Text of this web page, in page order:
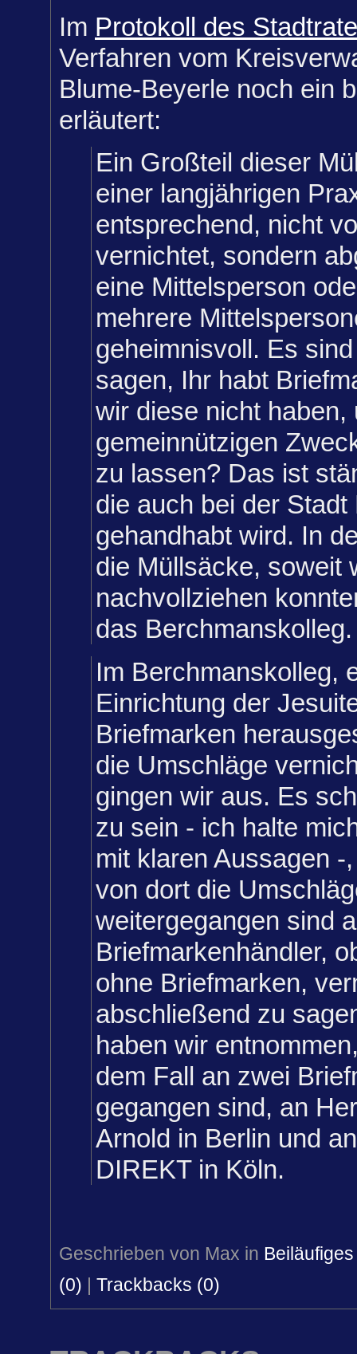
Im Protokoll des
Verfahren vom
Blume-Beyerle noch ein
erläutert:
Ein Großteil dieser
einer langjährigen
entsprechend, nicht
vernichtet, sondern
eine Mittelsperson
mehrere
geheimnisvoll. Es
sagen, Ihr habt
wir diese nicht haben,
gemeinnützigen
zu lassen? Das ist
die auch bei der
gehandhabt wird. In
die Müllsäcke, soweit
nachvollziehen
das Berchmanskolleg.
Im Berchmanskolleg,
Einrichtung der
Briefmarken
die Umschläge
gingen wir aus. Es
zu sein - ich halte
mit klaren Aussagen -
von dort die
weitergegangen sind
Briefmarkenhändler,
ohne Briefmarken,
abschließend zu
haben wir
dem Fall an zwei
gegangen sind, an
Arnold in Berlin und
DIREKT in Köln.
Geschrieben von Max in Beiläufiges
(0)
Trackbacks (0)